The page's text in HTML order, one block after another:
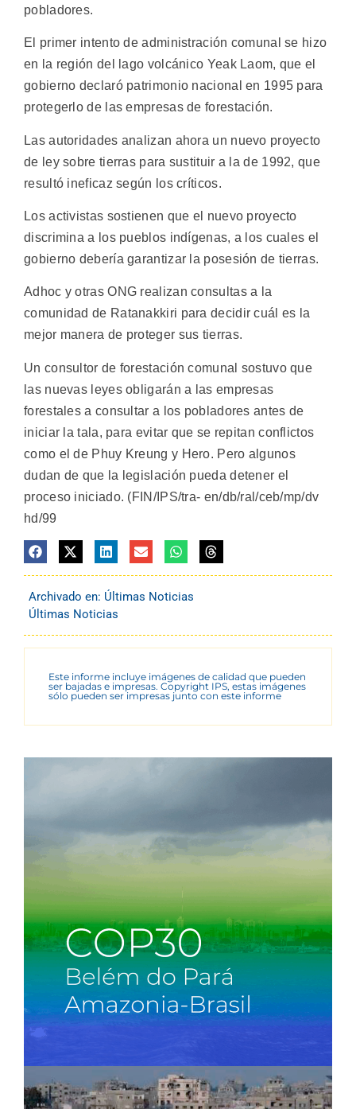
pobladores.
El primer intento de administración comunal se hizo
en la región del lago volcánico Yeak Laom, que el
gobierno declaró patrimonio nacional en 1995 para
protegerlo de las empresas de forestación.
Las autoridades analizan ahora un nuevo proyecto
de ley sobre tierras para sustituir a la de 1992, que
resultó ineficaz según los críticos.
Los activistas sostienen que el nuevo proyecto
discrimina a los pueblos indígenas, a los cuales el
gobierno debería garantizar la posesión de tierras.
Adhoc y otras ONG realizan consultas a la
comunidad de Ratanakkiri para decidir cuál es la
mejor manera de proteger sus tierras.
Un consultor de forestación comunal sostuvo que
las nuevas leyes obligarán a las empresas
forestales a consultar a los pobladores antes de
iniciar la tala, para evitar que se repitan conflictos
como el de Phuy Kreung y Hero. Pero algunos
dudan de que la legislación pueda detener el
proceso iniciado. (FIN/IPS/tra- en/db/ral/ceb/mp/dv
hd/99
Archivado en: Últimas Noticias
Últimas Noticias
Este informe incluye imágenes de calidad que pueden
ser bajadas e impresas. Copyright IPS, estas imágenes
sólo pueden ser impresas junto con este informe